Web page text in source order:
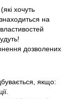
хочуть
на
дозволених
якщо: